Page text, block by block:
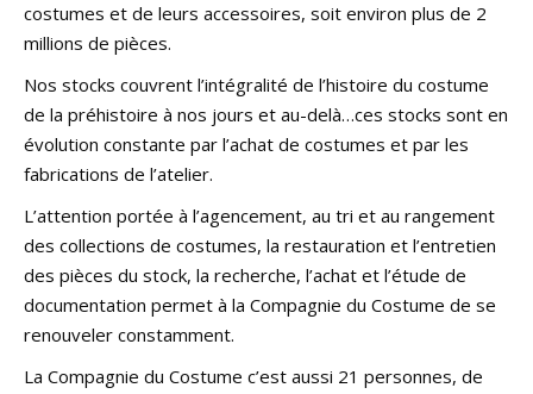
costumes et de leurs accessoires, soit environ plus de 2
millions de pièces.
Nos stocks couvrent l’intégralité de l’histoire du costume
de la préhistoire à nos jours et au-delà…ces stocks sont en
évolution constante par l’achat de costumes et par les
fabrications de l’atelier.
L’attention portée à l’agencement, au tri et au rangement
des collections de costumes, la restauration et l’entretien
des pièces du stock, la recherche, l’achat et l’étude de
documentation permet à la Compagnie du Costume de se
renouveler constamment.
La Compagnie du Costume c’est aussi 21 personnes, de